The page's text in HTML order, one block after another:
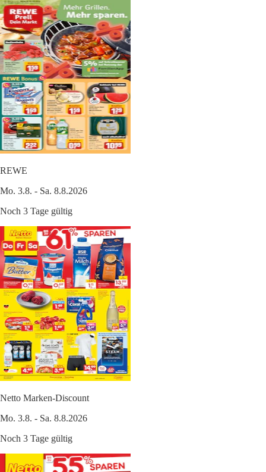
REWE
Mo. 3.8. - Sa. 8.8.2026
Noch 3 Tage gültig
Netto Marken-Discount
Mo. 3.8. - Sa. 8.8.2026
Noch 3 Tage gültig